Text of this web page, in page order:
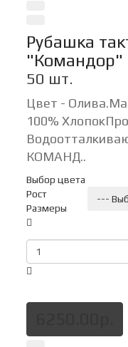
Рубашка
"Командор"
50 шт.
Цвет -
100%
КОМАНД..
Выбор цвета
Рост
---
Размеры